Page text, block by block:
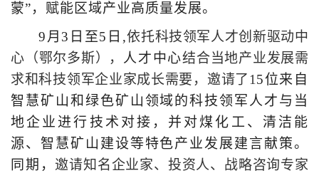
蒙”，赋能区域产业高质量发展。
9月3日至5日,依托科技领军人才创新驱动中
心（鄂尔多斯）， 人才中心结合当地产业发展需
求和科技领军企业家成长需要，邀请了1 5位来自
智慧矿山和绿色矿山领域的科技领军人才与当
地企业进行技术 对接，并对煤化工、清洁能
源、智慧矿山建设等特色产业发展建言献策。
同期， 邀请知名企业家、投资人、战略咨询专家